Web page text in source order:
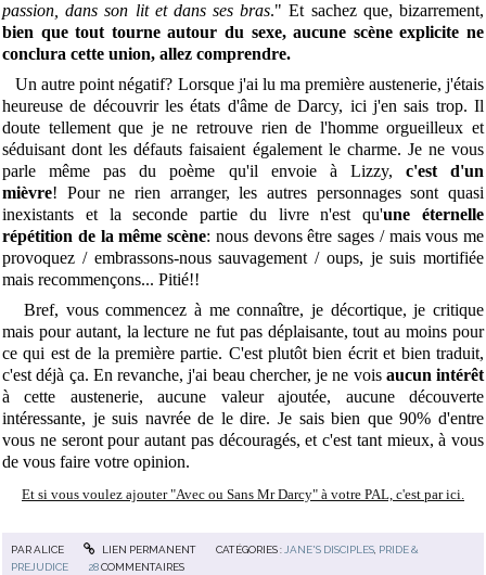
passion, dans son lit et dans ses bras." Et sachez que, bizarrement,
bien que tout tourne autour du sexe, aucune scène explicite ne
conclura cette union, allez comprendre.
Un autre point négatif? Lorsque j'ai lu ma première austenerie, j'étais
heureuse de découvrir les états d'âme de Darcy, ici j'en sais trop. Il
doute tellement que je ne retrouve rien de l'homme orgueilleux et
séduisant dont les défauts faisaient également le charme. Je ne vous
parle même pas du poème qu'il envoie à Lizzy, c'est d'un
mièvre! Pour ne rien arranger, les autres personnages sont quasi
inexistants et la seconde partie du livre n'est qu'une éternelle
répétition de la même scène: nous devons être sages / mais vous me
provoquez / embrassons-nous sauvagement / oups, je suis mortifiée
mais recommençons... Pitié!!
Bref, vous commencez à me connaître, je décortique, je critique
mais pour autant, la lecture ne fut pas déplaisante, tout au moins pour
ce qui est de la première partie. C'est plutôt bien écrit et bien traduit,
c'est déjà ça. En revanche, j'ai beau chercher, je ne vois aucun intérêt
à cette austenerie, aucune valeur ajoutée, aucune découverte
intéressante, je suis navrée de le dire. Je sais bien que 90% d'entre
vous ne seront pour autant pas découragés, et c'est tant mieux, à vous
de vous faire votre opinion.
Et si vous voulez ajouter "Avec ou Sans Mr Darcy" à votre PAL, c'est par ici.
PARALICE LIEN PERMANENT CATÉGORIES : JANE'S DISCIPLES PRIDE &
PREJUDICE
28 COMMENTAIRES